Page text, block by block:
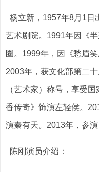
杨立新，1957年8月1日
艺术剧院。1991年因《
圈。1999年，因《愁眉
2003年，获文化部第二
（艺术家）称号，享受
香传奇》饰演左轻侯。
演秦有天。2013年，参
陈刚演员介绍：